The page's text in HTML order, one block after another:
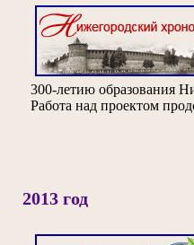
300-летию образования
Работа над проектом
2013 год